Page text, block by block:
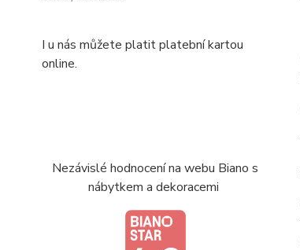
I u nás můžete platit platební kartou
online.
Nezávislé hodnocení na webu Biano s
nábytkem a dekoracemi